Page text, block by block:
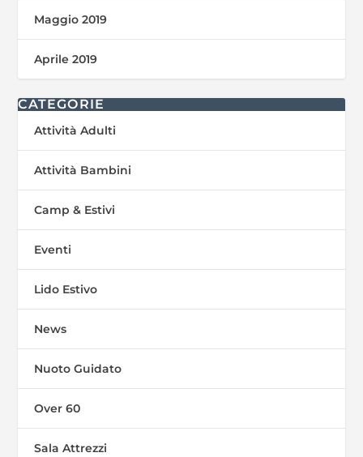
Maggio 2019
Aprile 2019
CATEGORIE
Attività Adulti
Attività Bambini
Camp & Estivi
Eventi
Lido Estivo
News
Nuoto Guidato
Over 60
Sala Attrezzi